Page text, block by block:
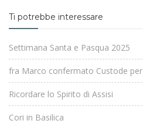
Ti potrebbe interessare
Settimana Santa e Pasqua 2025
fra Marco confermato Custode
Ricordare lo Spirito di Assisi
Cori in Basilica